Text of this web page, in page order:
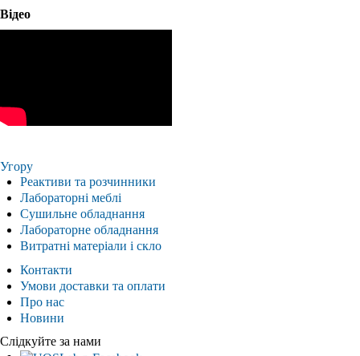
Відео
Угору
Реактиви та розчинники
Лабораторні меблі
Сушильне обладнання
Лабораторне обладнання
Витратні матеріали і скло
Контакти
Умови доставки та оплати
Про нас
Новини
Слідкуйте за нами